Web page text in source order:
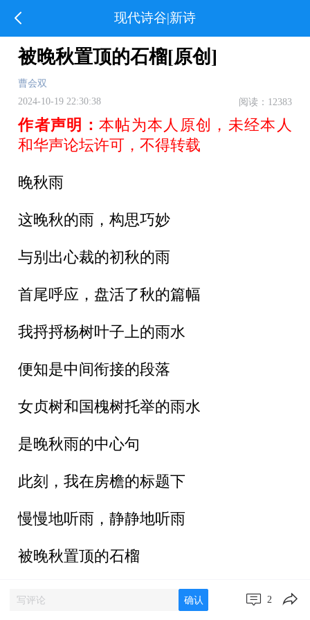
现代诗谷|新诗
被晚秋置顶的石榴[原创]
曹会双
2024-10-19 22:30:38
阅读：12383
作者声明： 本帖为本人原创，未经本人
和华声论坛许可，不得转载
晚秋雨
这晚秋的雨，构思巧妙
与别出心裁的初秋的雨
首尾呼应，盘活了秋的篇幅
我捋捋杨树叶子上的雨水
便知是中间衔接的段落
女贞树和国槐树托举的雨水
是晚秋雨的中心句
此刻，我在房檐的标题下
慢慢地听雨，静静地听雨
被晚秋置顶的石榴
开口笑的石榴 确认 2